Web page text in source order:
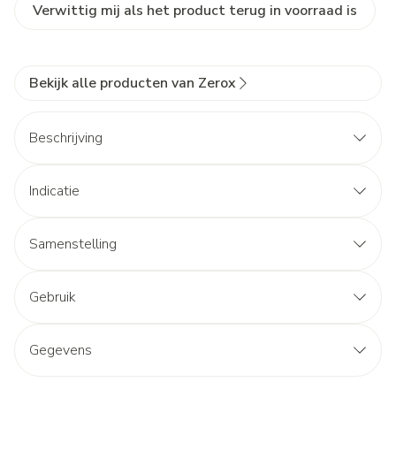
Verwittig mij als het product terug in voorraad is
Bekijk alle producten van Zerox
Beschrijving
Indicatie
Samenstelling
Gebruik
Gegevens